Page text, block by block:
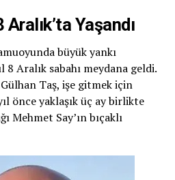
Yaşandı
büyük yankı
8 Aralık sabahı meydana geldi.
Taş, işe gitmek için
önce yaklaşık üç ay birlikte
Mehmet Say’ın bıçaklı